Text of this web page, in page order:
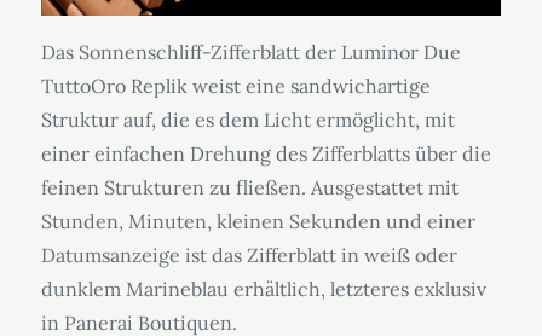
Das Sonnenschliff-Zifferblatt der Luminor Due
TuttoOro Replik weist eine sandwichartige
Struktur auf, die es dem Licht ermöglicht, mit
einer einfachen Drehung des Zifferblatts über die
feinen Strukturen zu fließen. Ausgestattet mit
Stunden, Minuten, kleinen Sekunden und einer
Datumsanzeige ist das Zifferblatt in weiß oder
dunklem Marineblau erhältlich, letzteres exklusiv
in Panerai Boutiquen.